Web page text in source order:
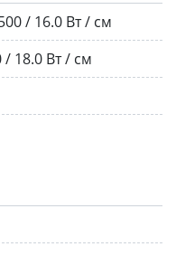
/ 16.0 Вт / см
/ 18.0 Вт / см